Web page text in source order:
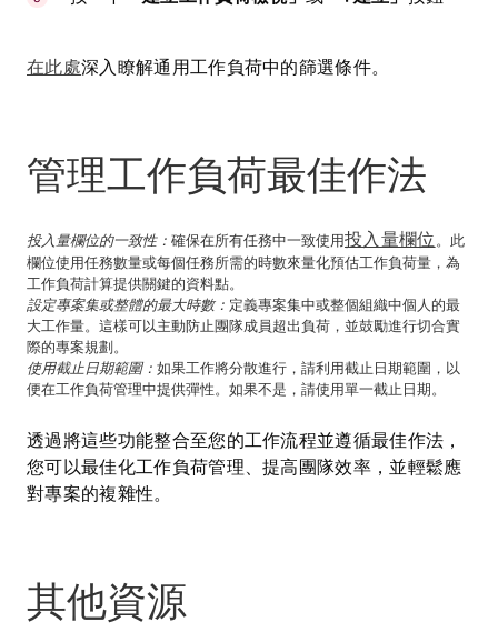
在此處深入瞭解通用工作負荷中的篩選條件。
管理工作負荷最佳作法
投入量欄位的一致性： 確保在所有任務中一致使用投入量欄位 。此
欄位使用任務數量或每個任務所需的時數來量化預估工作負荷量，為
工作負荷計算提供關鍵的資料點。
設定專案集或整體的最大時數： 定義專案集中或整個組織中個人的最
大工作量。這樣可以主動防止團隊成員超出負荷，並鼓勵進行切合實
際的專案規劃。
使用截止日期範圍： 如果工作將分散進行，請利用截止日期範圍，以
便在工作負荷管理中提供彈性。如果不是，請使用單一截止日期。
透過將這些功能整合至您的工作流程並遵循最佳作法，
您可以最佳化工作負荷管理、提高團隊效率，並輕鬆應
對專案的複雜性。
其他資源